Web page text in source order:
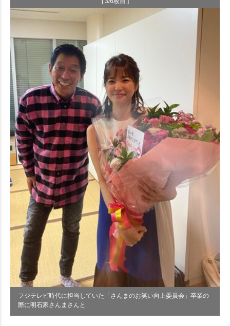
フジテレビ時代に担当していた「さんまのお笑い向上委員会」卒業の
際に明石家さんまさんと